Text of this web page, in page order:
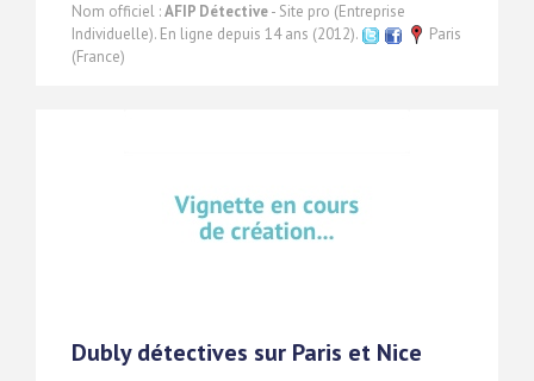
Nom officiel :AFIP Détective- Site pro (Entreprise
Individuelle). En ligne depuis 14 ans (2012).
Paris
(France)
Dubly détectives sur Paris et Nice